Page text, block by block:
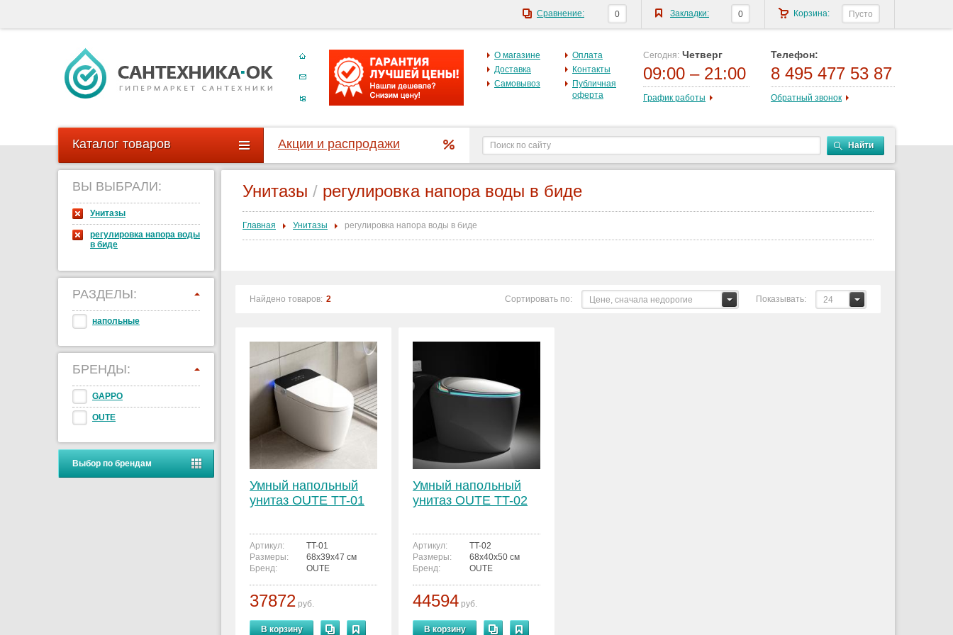
О магазине
Доставка
Самовывоз
Оплата
Контакты
Публичная
оферта
Сегодня: Четверг
09:00 – 21:00
График работы
Телефон:
8 495 477 53 87
Обратный звонок
Каталог товаров Акции и распродажи Найти
ВЫ ВЫБРАЛИ:
Унитазы
регулировка напора воды
в биде
РАЗДЕЛЫ:
напольные
БРЕНДЫ:
GAPPO
OUTE
Выбор по брендам
Унитазы / регулировка напора воды в биде
Главная Унитазы регулировка напора воды в биде
Найдено товаров: 2 Показывать: 24
Сортировать по: Цене, сначала недорогие
Умный напольный
унитаз OUTE TT-01
Артикул:
TT-01
Размеры:
68x39x47 см
Бренд:
OUTE
37872 руб.
В корзину
Умный напольный
унитаз OUTE TT-02
Артикул:
TT-02
Размеры:
68x40x50 см
Бренд:
OUTE
44594 руб.
В корзину
Корзина: Пусто
Закладки: 0
Сравнение: 0